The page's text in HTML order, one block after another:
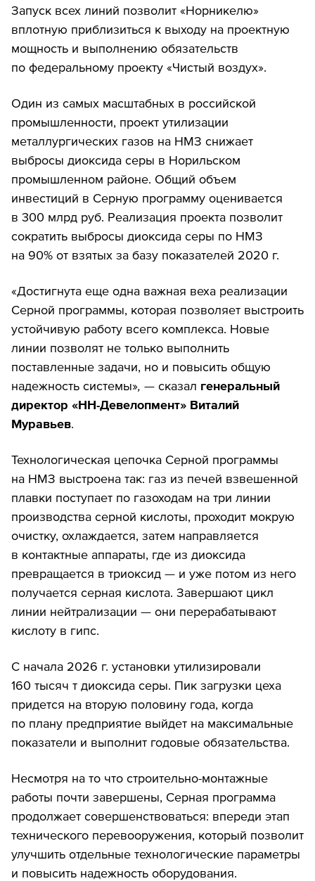
Запуск всех линий позволит «Норникелю»
вплотную приблизиться к выходу на проектную
мощность и выполнению обязательств
по федеральному проекту «Чистый воздух».
Один из самых масштабных в российской
промышленности, проект утилизации
металлургических газов на НМЗ снижает
выбросы диоксида серы в Норильском
промышленном районе. Общий объем
инвестиций в Серную программу оценивается
в 300 млрд руб. Реализация проекта позволит
сократить выбросы диоксида серы по НМЗ
на 90% от взятых за базу показателей 2020 г.
«Достигнута еще одна важная веха реализации
Серной программы, которая позволяет выстроить
устойчивую работу всего комплекса. Новые
линии позволят не только выполнить
поставленные задачи, но и повысить общую
надежность системы», —сказал генеральный
директор «НН-Девелопмент» Виталий
Муравьев.
Технологическая цепочка Серной программы
на НМЗ выстроена так: газ из печей взвешенной
плавки поступает по газоходам на три линии
производства серной кислоты, проходит мокрую
очистку, охлаждается, затем направляется
в контактные аппараты, где из диоксида
превращается в триоксид — и уже потом из него
получается серная кислота. Завершают цикл
линии нейтрализации — они перерабатывают
кислоту в гипс.
С начала 2026 г. установки утилизировали
160 тысяч т диоксида серы. Пик загрузки цеха
придется на вторую половину года, когда
по плану предприятие выйдет на максимальные
показатели и выполнит годовые обязательства.
Несмотря на то что строительно-монтажные
работы почти завершены, Серная программа
продолжает совершенствоваться: впереди этап
технического перевооружения, который позволит
улучшить отдельные технологические параметры
и повысить надежность оборудования.